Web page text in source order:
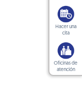
Hacer una
cita
Oficinas de
atención